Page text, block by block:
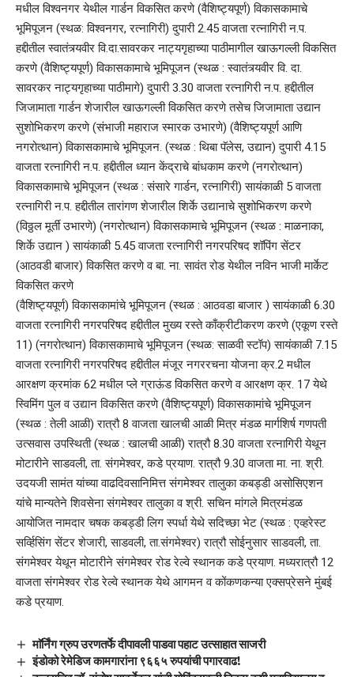
मधील विश्वनगर येथील गार्डन विकसित करणे (वैशिष्ट्यपूर्ण) विकासकामाचे
भूमिपूजन (स्थळ: विश्वनगर, रत्नागिरी) दुपारी 2.45 वाजता रत्नागिरी न.प.
हद्दीतील स्वातंत्र्यवीर वि.दा.सावरकर नाट्यगृहाच्या पाठीमागील खाऊगल्ली विकसित
करणे (वैशिष्ट्यपूर्ण) विकासकामाचे भूमिपूजन (स्थळ : स्वातंत्र्यवीर वि. दा.
सावरकर नाट्यगृहाच्या पाठीमागे) दुपारी 3.30 वाजता रत्नागिरी न.प. हद्दीतील
जिजामाता गार्डन शेजारील खाऊगल्ली विकसित करणे तसेच जिजामाता उद्यान
सुशोभिकरण करणे (संभाजी महाराज स्मारक उभारणे) (वैशिष्ट्यपूर्ण आणि
नगरोत्थान) विकासकामाचे भूमिपूजन. (स्थळ : थिबा पॅलेस, उद्यान) दुपारी 4.15
वाजता रत्नागिरी न.प. हद्दीतील ध्यान केंद्राचे बांधकाम करणे (नगरोत्थान)
विकासकामाचे भूमिपूजन (स्‍थळ : संसारे गार्डन, रत्नागिरी) सायंकाळी 5 वाजता
रत्नागिरी न.प. हद्दीतील तारांगण शेजारील शिर्के उद्यानाचे सुशोभिकरण करणे
(विठ्ठल मूर्ती उभारणे) (नगरोत्थान) विकासकामाचे भूमिपूजन (स्थळ : माळनाका,
शिर्के उद्यान ) सायंकाळी 5.45 वाजता रत्नागिरी नगरपरिषद शॉपिंग सेंटर
(आठवडी बाजार) विकसित करणे व बा. ना. सावंत रोड येथील नविन भाजी मार्केट
विकसित करणे
(वैशिष्ट्यपूर्ण) विकासकामांचे भूमिपूजन (स्थळ : आठवडा बाजार ) सायंकाळी 6.30
वाजता रत्नागिरी नगरपरिषद हद्दीतील मुख्य रस्ते काँक्रीटीकरण करणे (एकूण रस्ते
11) (नगरोत्थान) विकासकामाचे भूमिपूजन (स्थळ: साळवी स्टॉप) सायंकाळी 7.15
वाजता रत्नागिरी नगरपरिषद हद्दीतील मंजूर नगररचना योजना क्र.2 मधील
आरक्षण क्रमांक 62 मधील प्ले ग्राऊंड विकसित करणे व आरक्षण क्र. 17 येथे
स्विमिंग पुल व उद्यान विकसित करणे (वैशिष्ट्यपूर्ण) विकासकामांचे भूमिपूजन
(स्थळ : तेली आळी) रात्रौ 8 वाजता खालची आळी मित्र मंडळ मार्गशिर्ष गणपती
उत्सवास उपस्थिती (स्थळ : खालची आळी) रात्रौ 8.30 वाजता रत्नागिरी येथून
मोटारीने साडवली, ता. संगमेश्वर, कडे प्रयाण. रात्रौ 9.30 वाजता मा. ना. श्री.
उदयजी सामंत यांच्या वाढदिवसानिमित्त संगमेश्वर तालुका कबड्डी असोसिएशन
यांचे मान्यतेने शिवसेना संगमेश्वर तालुका व श्री. सचिन मांगले मित्रमंडळ
आयोजित नामदार चषक कबड्डी लिग स्पर्धा येथे सदिच्छा भेट (स्थळ : एव्हरेस्ट
सर्व्हिसिंग सेंटर शेजारी, साडवली, ता.संगमेश्वर) रात्रौ सोईनुसार साडवली, ता.
संगमेश्वर येथून मोटारीने संगमेश्वर रोड रेल्वे स्थानक कडे प्रयाण. मध्यरात्रौ 12
वाजता संगमेश्वर रोड रेल्वे स्थानक येथे आगमन व कोंकणकन्या एक्सप्रेसने मुंबई
कडे प्रयाण.
माॅर्निंग ग्रुप उरणतर्फे दीपावली पाडवा पहाट उत्साहात साजरी
इंडोको रेमेडिज कामगारांना ९६६५ रुपयांची पगारवाढ!